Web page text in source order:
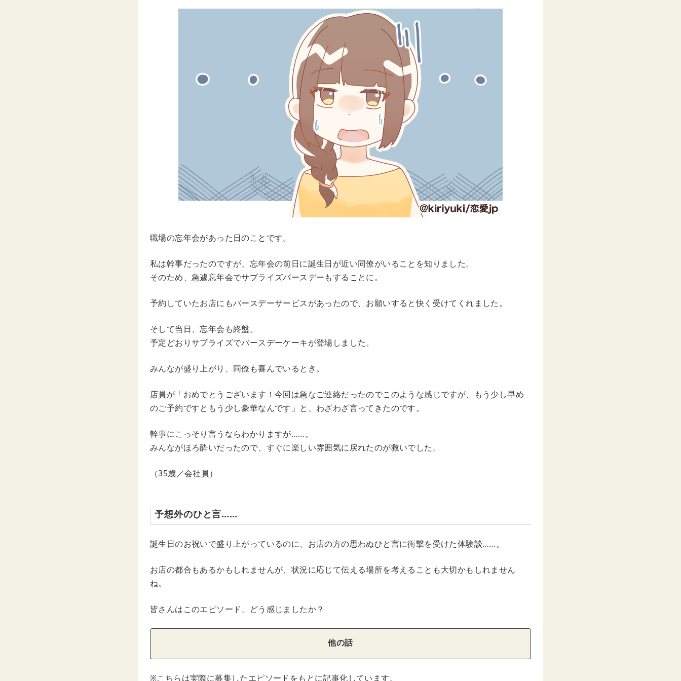
職場の忘年会があった日のことです。
私は幹事だったのですが、忘年会の前日に誕生日が近い同僚がいることを知りました。
そのため、急遽忘年会でサプライズバースデーもすることに。
予約していたお店にもバースデーサービスがあったので、お願いすると快く受けてくれました。
そして当日、忘年会も終盤。
予定どおりサプライズでバースデーケーキが登場しました。
みんなが盛り上がり、同僚も喜んでいるとき。
店員が「おめでとうございます！今回は急なご連絡だったのでこのような感じですが、もう少し早め
のご予約ですともう少し豪華なんです」と、わざわざ言ってきたのです。
幹事にこっそり言うならわかりますが……。
みんながほろ酔いだったので、すぐに楽しい雰囲気に戻れたのが救いでした。
（35歳／会社員）
予想外のひと言……
誕生日のお祝いで盛り上がっているのに、お店の方の思わぬひと言に衝撃を受けた体験談……。
お店の都合もあるかもしれませんが、状況に応じて伝える場所を考えることも大切かもしれません
ね。
皆さんはこのエピソード、どう感じましたか？
他の話
※こちらは実際に募集したエピソードをもとに記事化しています。